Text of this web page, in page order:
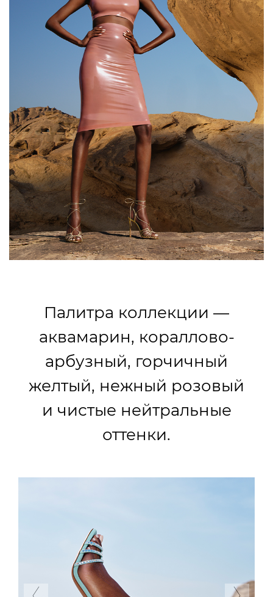
Палитра коллекции —
аквамарин, кораллово-
арбузный, горчичный
желтый, нежный розовый
и чистые нейтральные
оттенки.
Previous Next